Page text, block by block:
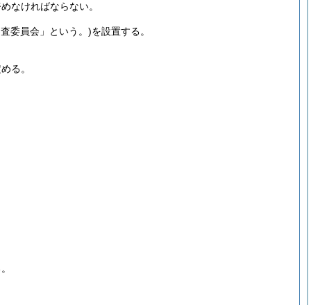
なければならない。
委員会」という。)を設置する。
る。